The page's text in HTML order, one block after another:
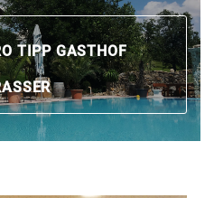
TIPP GASTHOF